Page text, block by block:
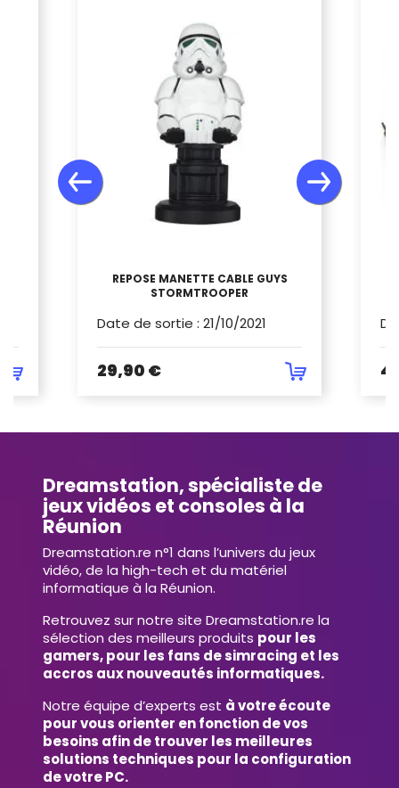
REPOSE MANETTE CABLE GUYS
STORMTROOPER
Date de sortie : 21/10/2021
29,90 €
Dreamstation, spécialiste de
jeux vidéos et consoles à la
Réunion
Dreamstation.re n°1 dans l’univers du jeux
vidéo, de la high-tech et du matériel
informatique à la Réunion.
Retrouvez sur notre site Dreamstation.re la
sélection des meilleurs produits pour les
gamers, pour les fans de simracing et les
accros aux nouveautés informatiques.
Notre équipe d’experts est à votre écoute
pour vous orienter en fonction de vos
besoins afin de trouver les meilleures
solutions techniques pour la configuration
de votre PC.